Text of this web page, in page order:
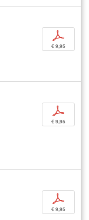
p
€ 9,95
p
€ 9,95
p
€ 9,95